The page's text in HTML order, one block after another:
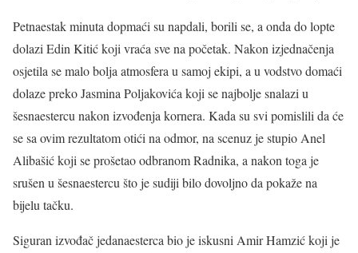
Petnaestak minuta dopmaći su napdali, borili se, a onda do lopte
dolazi Edin Kitić koji vraća sve na početak. Nakon izjednačenja
osjetila se malo bolja atmosfera u samoj ekipi, a u vodstvo domaći
dolaze preko Jasmina Poljakovića koji se najbolje snalazi u
šesnaestercu nakon izvođenja kornera. Kada su svi pomislili da će
se sa ovim rezultatom otići na odmor, na scenuz je stupio Anel
Alibašić koji se prošetao odbranom Radnika, a nakon toga je
srušen u šesnaestercu što je sudiji bilo dovoljno da pokaže na
bijelu tačku.
Siguran izvođač jedanaesterca bio je iskusni Amir Hamzić koji je